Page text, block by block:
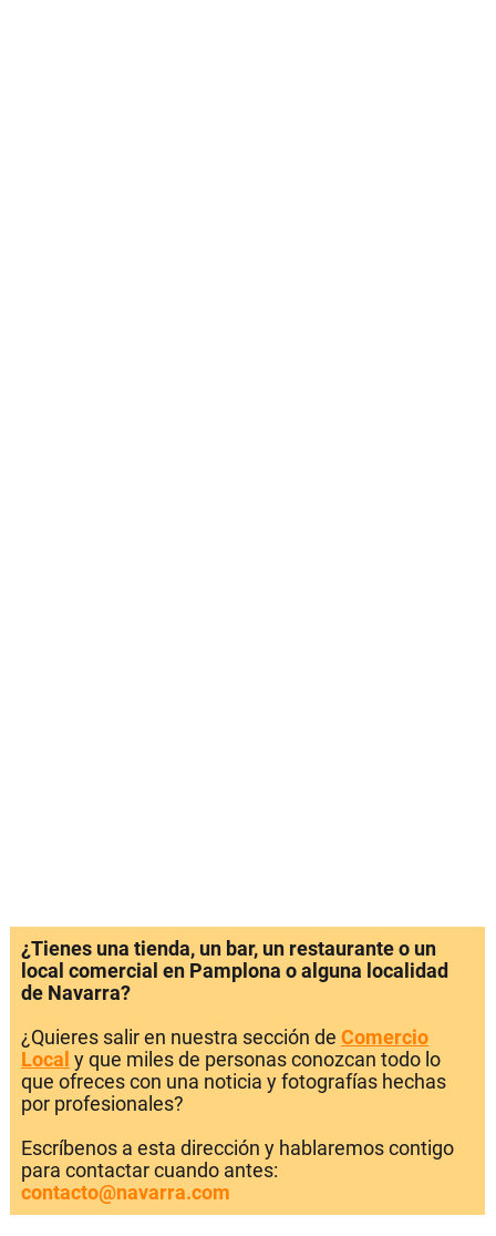
¿Tienes una tienda, un bar, un restaurante o un
local comercial en Pamplona o alguna localidad
de Navarra?
¿Quieres salir en nuestra sección de Comercio
Local y que miles de personas conozcan todo lo
que ofreces con una noticia y fotografías hechas
por profesionales?
Escríbenos a esta dirección y hablaremos contigo
para contactar cuando antes:
contacto@navarra.com